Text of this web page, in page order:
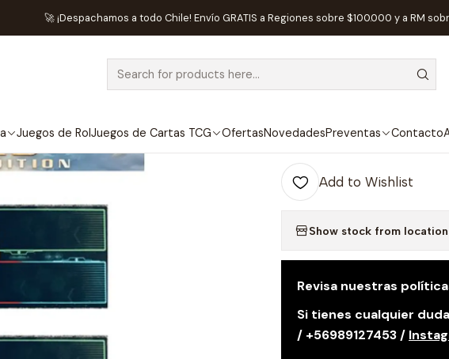
Juegos de RolJuegos de Cartas TCG OfertasNovedadesPreventas Contacto
🚀 ¡Despachamos a todo Chile! Envío GRATIS a Regiones sobre $100.000 y a RM
Preventas Maldito Games Preventa - 2x Tapete de Neopreno - Expedición Ares -
NOT AVAILABLE
Preventa - 2x
Español
Add to Wishlist
Show stock from
Revisa nuestras
Si tienes cualquier
/ +56989127453 /